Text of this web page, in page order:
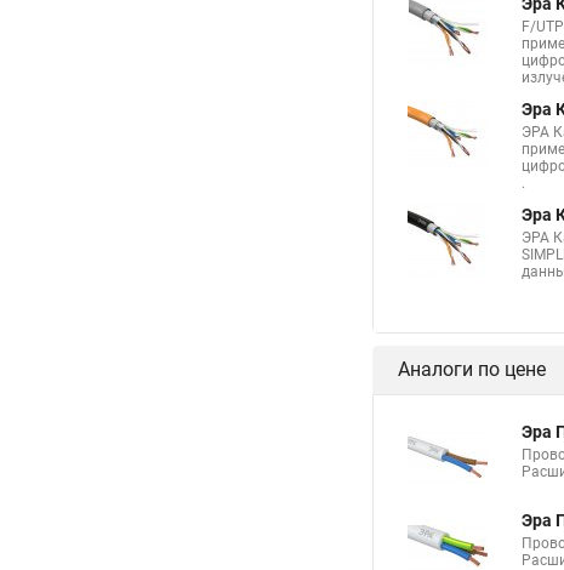
F/
Эра
ЭРА
.
Эра
ЭРА
Аналоги по цене
Эра
Эра